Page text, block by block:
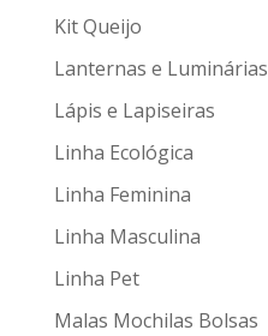
Kit Queijo
Lanternas e Luminárias
Lápis e Lapiseiras
Linha Ecológica
Linha Feminina
Linha Masculina
Linha Pet
Malas Mochilas Bolsas